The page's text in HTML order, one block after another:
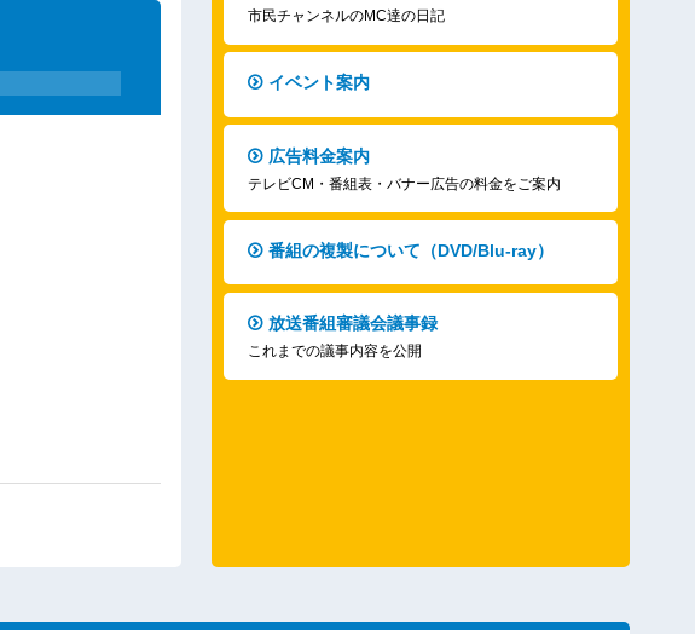
市民チャンネルのMC達の日記
イベント案内
広告料金案内
テレビCM・番組表・バナー広告の料金をご案内
番組の複製について（DVD/Blu-ray）
放送番組審議会議事録
これまでの議事内容を公開